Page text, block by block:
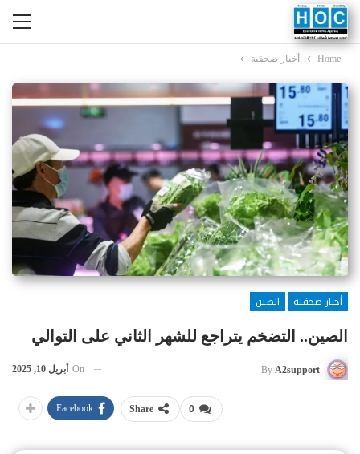
Home أخبار صحفية
أخبار صحفية
الصين
الصين.. التضخم يتراجع للشهر الثاني على التوالي
By A2support
On أبريل 10, 2025
0
Share
Facebook